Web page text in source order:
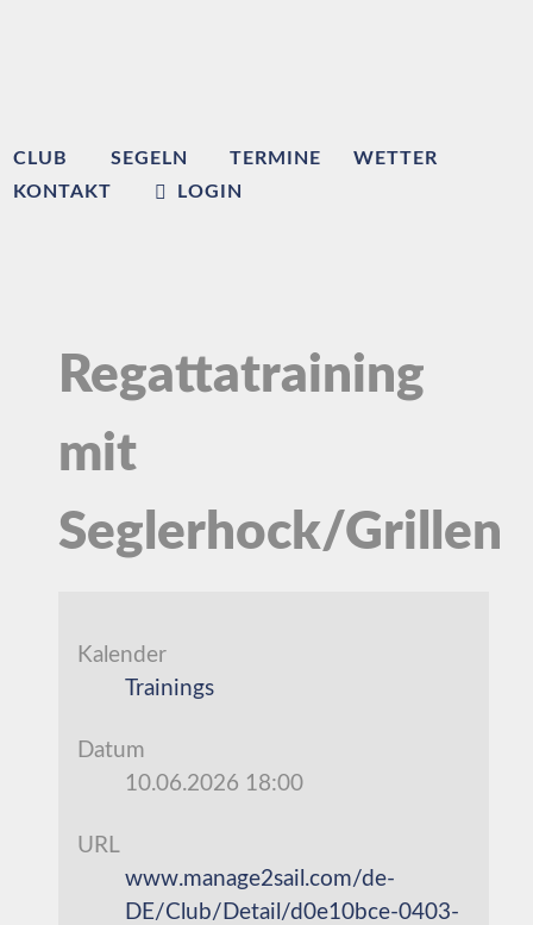
CLUB SEGELN TERMINE
WETTER
KONTAKT
LOGIN
Regattatraining
mit
Seglerhock/Grillen
Kalender
Trainings
Datum
10.06.2026 18:00
URL
www.manage2sail.com/de-
DE/Club/Detail/d0e10bce-0403-